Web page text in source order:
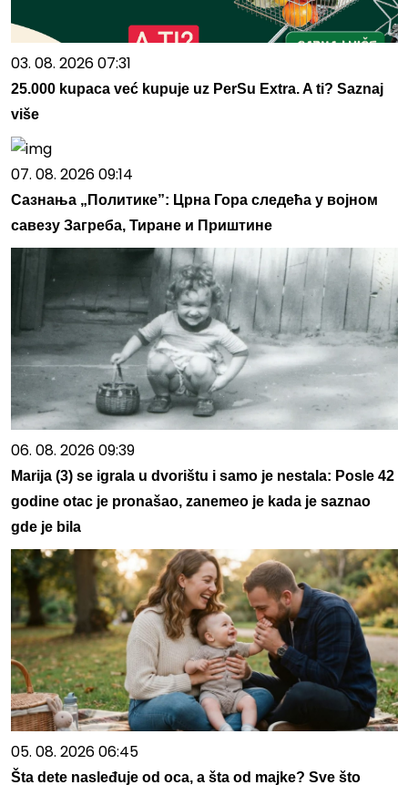
03. 08. 2026 07:31
25.000 kupaca već kupuje uz PerSu Extra. A ti? Saznaj
više
07. 08. 2026 09:14
Сазнања „Политике”: Црна Гора следећа у војном
савезу Загреба, Тиране и Приштине
06. 08. 2026 09:39
Marija (3) se igrala u dvorištu i samo je nestala: Posle 42
godine otac je pronašao, zanemeo je kada je saznao
gde je bila
05. 08. 2026 06:45
Šta dete nasleđuje od oca, a šta od majke? Sve što